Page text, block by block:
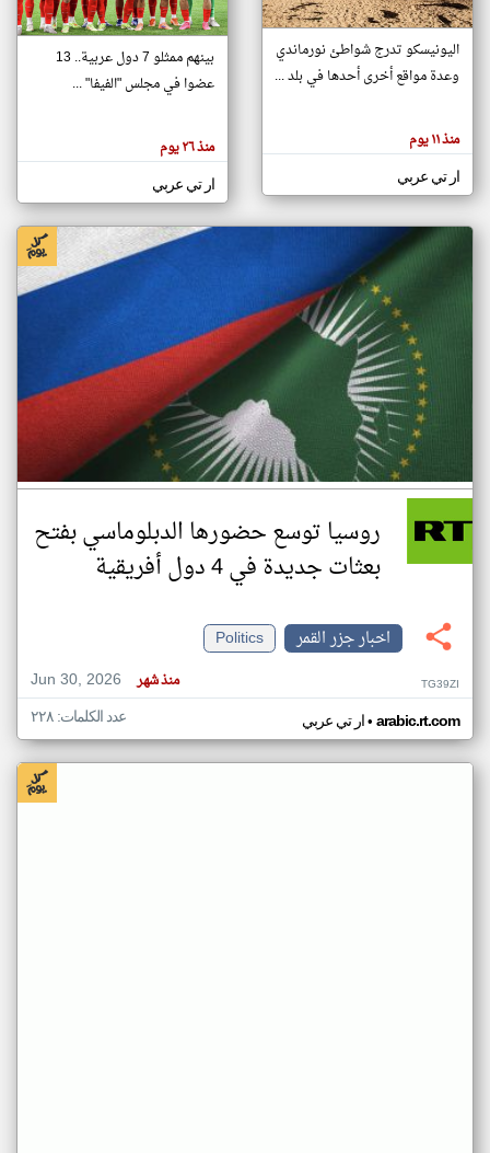
تغيير الدولة
اخبار جزر القمر على مدار الساعة
أهم اخبار جزر القمر العاجلة والمباشرة
هنا عن
وجهة
كاتبيها.
اليونيسكو تدرج شواطئ نورماندي
وعدة مواقع أخرى أحدها في بلد ...
منذ ١١ يوم
ار تي عربي
بينهم ممثلو 7 دول عربية.. 13
عضوا في مجلس "الفيفا" ...
منذ ٢٦ يوم
ار تي عربي
روسيا توسع حضورها الدبلوماسي بفتح
بعثات جديدة في 4 دول أفريقية
اخبار جزر القمر
Politics
Jun 30, 2026
منذ شهر TG39ZI
ار تي عربي• arabic.rt.com عدد الكلمات: ٢٢٨
klyoum.com